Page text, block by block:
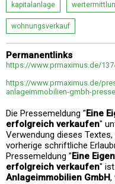
kapitalanlage
wohnungsverkauf
Permanentlinks
https://www.prmaximus.de/
https://www.prmaximus.de/
anlageimmobilien-gmbh-
Die Pressemeldung "Eine
erfolgreich verkaufen"
Verwendung dieses
vorherige schriftliche
Pressemeldung "Eine
erfolgreich verkaufen" ist
Anlageimmobilien GmbH,